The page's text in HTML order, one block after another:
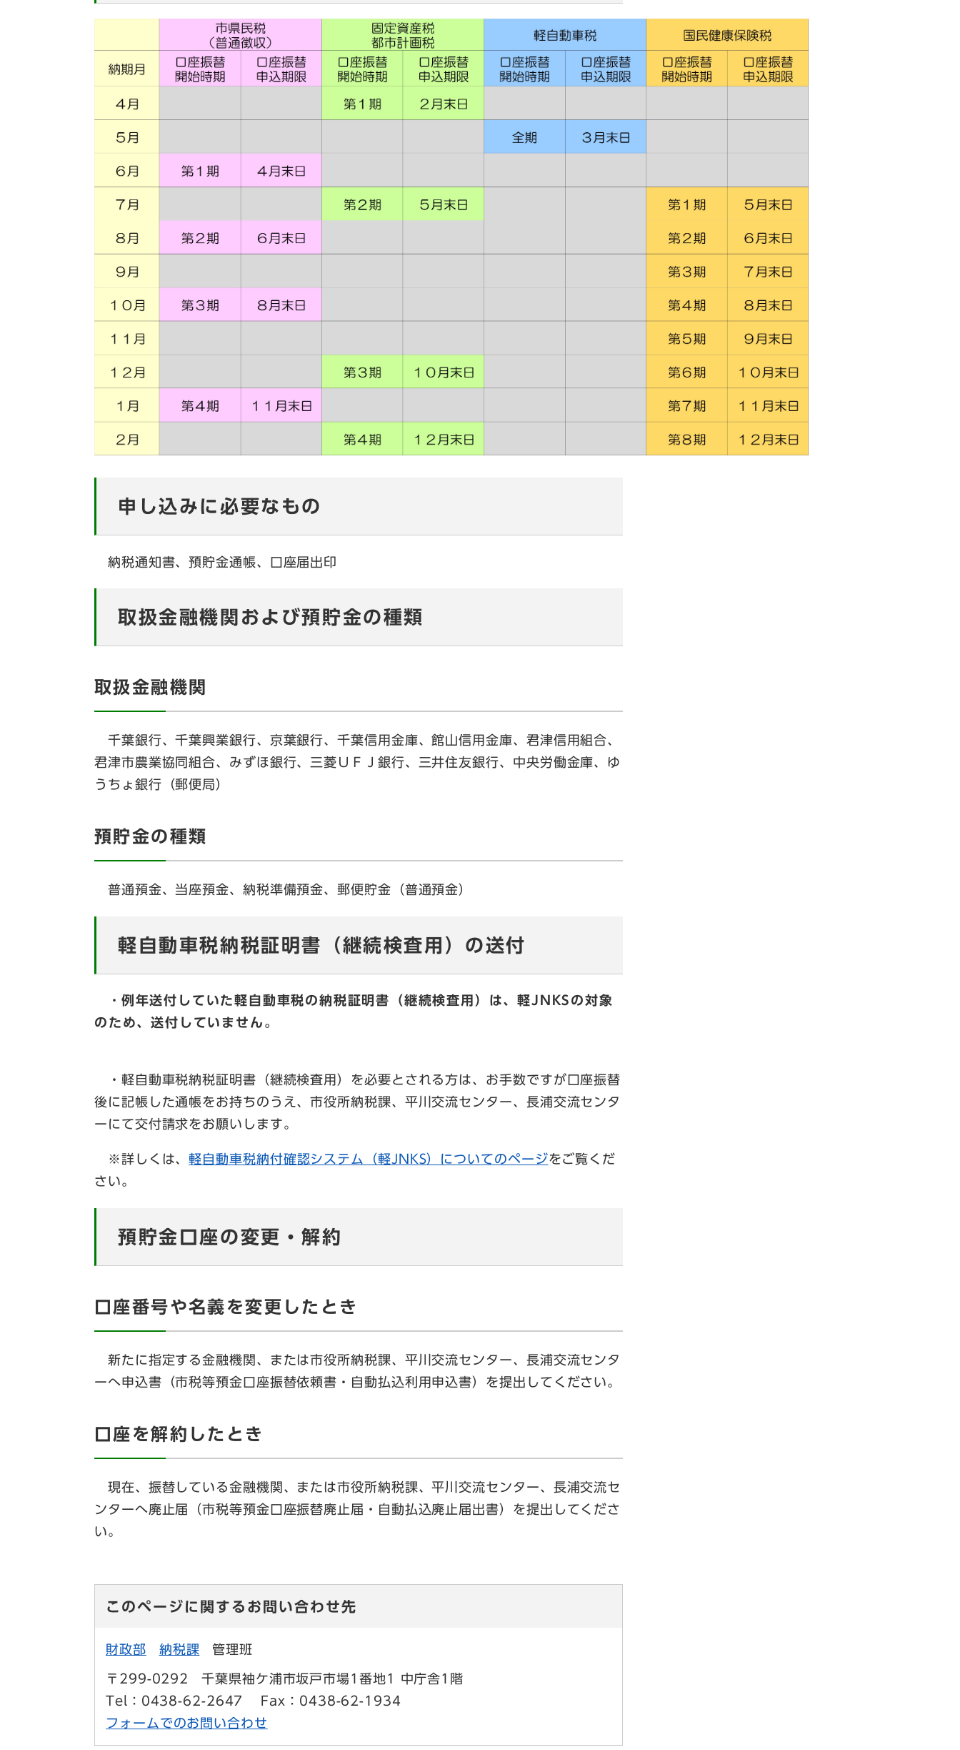
申し込みに必要なもの
納税通知書、預貯金通帳、口座届出印
取扱金融機関および預貯金の種類
取扱金融機関
千葉銀行、千葉興業銀行、京葉銀行、千葉信用金庫、館山信用金庫、君津信用組合、
君津市農業協同組合、みずほ銀行、三菱ＵＦＪ銀行、三井住友銀行、中央労働金庫、ゆ
うちょ銀行（郵便局）
預貯金の種類
普通預金、当座預金、納税準備預金、郵便貯金（普通預金）
軽自動車税納税証明書（継続検査用）の送付
・ 例年送付していた軽自動車税の納税証明書（継続検査用）は、軽JNKSの対象
のため、送付していません。
・軽自動車税納税証明書（継続検査用）を必要とされる方は、お手数ですが口座振替
後に記帳した通帳をお持ちのうえ、市役所納税課、平川交流センター、長浦交流センタ
ーにて交付請求をお願いします。
※詳しくは、軽自動車税納付確認システム（軽JNKS）についてのページをご覧くだ
さい。
預貯金口座の変更・解約
口座番号や名義を変更したとき
新たに指定する金融機関、または市役所納税課、平川交流センター、長浦交流センタ
ーへ申込書（市税等預金口座振替依頼書・自動払込利用申込書）を提出してください。
口座を解約したとき
現在、振替している金融機関、または市役所納税課、平川交流センター、長浦交流セ
ンターへ廃止届（市税等預金口座振替廃止届・自動払込廃止届出書）を提出してくださ
い。
このページに関するお問い合わせ先
財政部 納税課 管理班
〒299-0292
千葉県袖ケ浦市坂戸市場1番地1 中庁舎1階
Tel：0438-62-2647
Fax：0438-62-1934
フォームでのお問い合わせ